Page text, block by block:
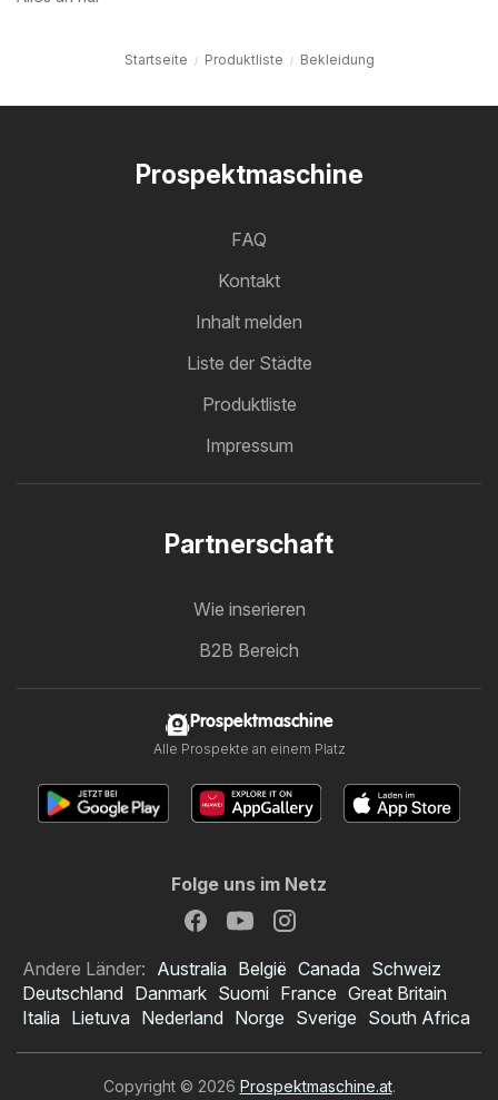
Startseite Produktliste Bekleidung
Prospektmaschine
FAQ
Kontakt
Inhalt melden
Liste der Städte
Produktliste
Impressum
Partnerschaft
Wie inserieren
B2B Bereich
Prospektmaschine
Alle Prospekte an einem Platz
Folge uns im Netz
Andere Länder: Australia België Canada Schweiz
Deutschland Danmark Suomi France Great Britain
Italia Lietuva Nederland Norge Sverige South Africa
Copyright © 2026 Prospektmaschine.at.